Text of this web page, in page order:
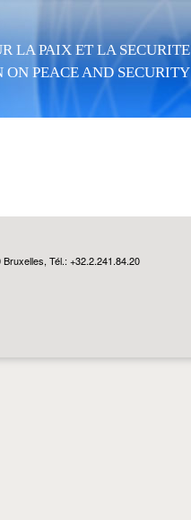
LA PAIX ET LA SECURITE
ON PEACE AND SECURITY
Tél.: +32.2.241.84.20